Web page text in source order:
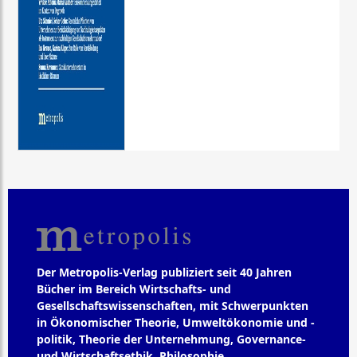
Der Metropolis-Verlag publiziert seit 40 Jahren
Bücher im Bereich Wirtschafts- und
Gesellschaftswissenschaften, mit Schwerpunkten
in Ökonomischer Theorie, Umweltökonomie und -
politik, Theorie der Unternehmung, Governance-